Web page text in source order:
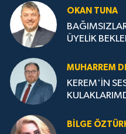
OKAN TUNA
ÜYELİK
MUHARREM
KEREM'İN
BILGE